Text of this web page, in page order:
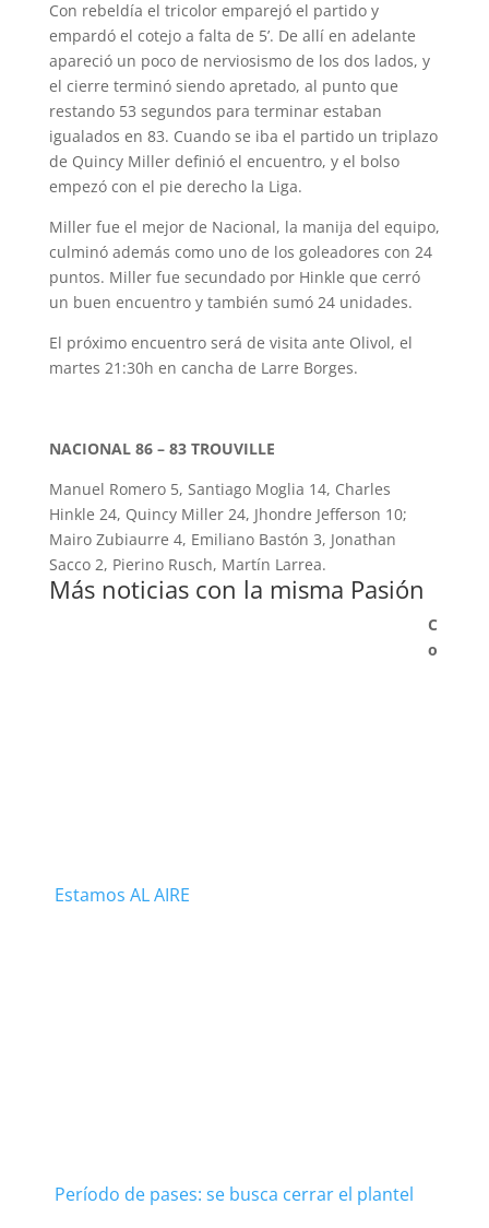
Con rebeldía el tricolor emparejó el partido y
empardó el cotejo a falta de 5’. De allí en adelante
apareció un poco de nerviosismo de los dos lados, y
el cierre terminó siendo apretado, al punto que
restando 53 segundos para terminar estaban
igualados en 83. Cuando se iba el partido un triplazo
de Quincy Miller definió el encuentro, y el bolso
empezó con el pie derecho la Liga.
Miller fue el mejor de Nacional, la manija del equipo,
culminó además como uno de los goleadores con 24
puntos. Miller fue secundado por Hinkle que cerró
un buen encuentro y también sumó 24 unidades.
El próximo encuentro será de visita ante Olivol, el
martes 21:30h en cancha de Larre Borges.
NACIONAL 86 – 83 TROUVILLE
Manuel Romero 5, Santiago Moglia 14, Charles
Hinkle 24, Quincy Miller 24, Jhondre Jefferson 10;
Mairo Zubiaurre 4, Emiliano Bastón 3, Jonathan
Sacco 2, Pierino Rusch, Martín Larrea.
Más noticias con la misma Pasión
Estamos AL AIRE
Período de pases: se busca cerrar el plantel
C
o